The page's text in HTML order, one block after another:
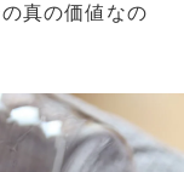
真の価値なの